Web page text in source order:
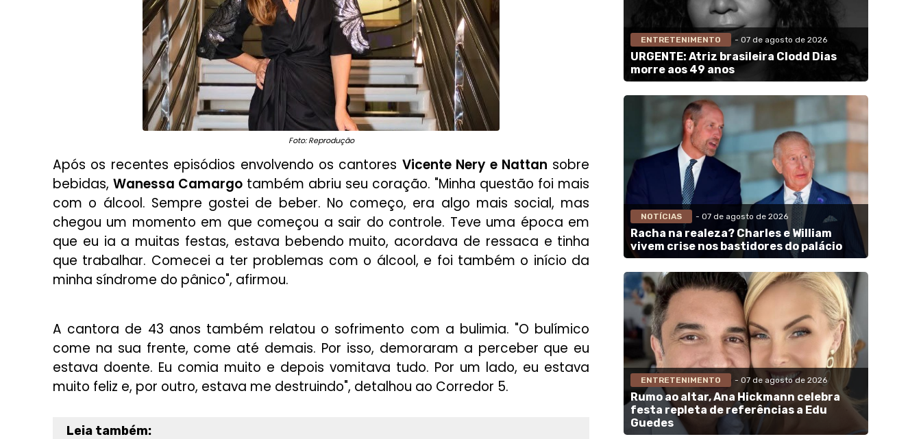
Foto: Reprodução
Após os recentes episódios envolvendo os cantores Vicente Nery e Nattan sobre
bebidas,Wanessa Camargo também abriu seu coração. "Minha questão foi mais
com o álcool. Sempre gostei de beber. No começo, era algo mais social, mas
chegou um momento em que começou a sair do controle. Teve uma época em
que eu ia a muitas festas, estava bebendo muito, acordava de ressaca e tinha
que trabalhar. Comecei a ter problemas com o álcool, e foi também o início da
minha síndrome do pânico", afirmou.
A cantora de 43 anos também relatou o sofrimento com a bulimia. "O bulímico
come na sua frente, come até demais. Por isso, demoraram a perceber que eu
estava doente. Eu comia muito e depois vomitava tudo. Por um lado, eu estava
muito feliz e, por outro, estava me destruindo", detalhou ao Corredor 5.
Leia também:
ENTRETENIMENTO - 07 de agosto de 2026
URGENTE: Atriz brasileira Clodd Dias
morre aos 49 anos
NOTÍCIAS - 07 de agosto de 2026
Racha na realeza? Charles e William
vivem crise nos bastidores do palácio
ENTRETENIMENTO - 07 de agosto de 2026
Rumo ao altar, Ana Hickmann celebra
festa repleta de referências a Edu
Guedes